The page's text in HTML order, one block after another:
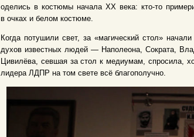
оделись в костюмы начала XX века: кто-то
в очках и белом костюме.
Когда потушили свет, за «магический стол»
духов известных людей — Наполеона, Сократа,
Цивилёва, севшая за стол к медиумам, спросила,
лидера ЛДПР на том свете всё благополучно.